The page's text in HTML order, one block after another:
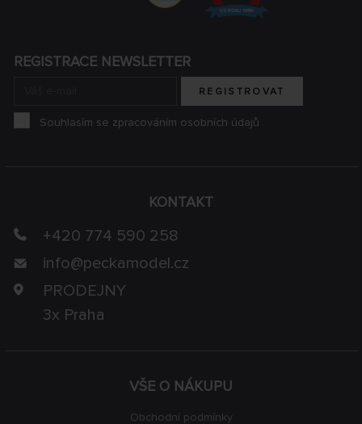
VŠE O NÁKUPU
Obchodní podmínky
KONTAKT
+420 774 590 258
info@peckamodel.cz
PRODEJNY
3x Praha
REGISTRACE NEWSLETTER
REGISTROVAT
Souhlasím se zpracováním osobních údajů